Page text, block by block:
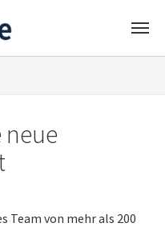
Team von mehr als 200